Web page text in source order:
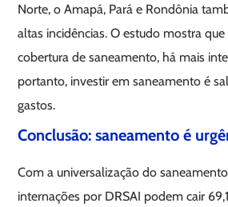
Norte, o Amapá, Pará e Rondônia
altas incidências. O estudo mostra
cobertura de saneamento, há mais
portanto, investir em saneamento é
gastos.
Conclusão: saneamento é
Com a universalização do
internações por DRSAI podem cair